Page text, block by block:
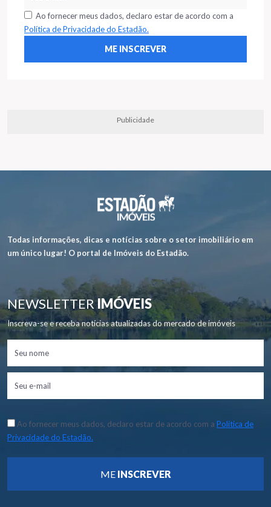
Ao fornecer meus dados, declaro estar de acordo com a
Política de Privacidade do Estadão.
Publicidade
Todas informações, dicas e notícias sobre o setor imobiliário em
um único lugar! O portal de Imóveis do Estadão.
NEWSLETTERIMÓVEIS
Inscreva-se e receba notícias atualizadas do mercado de imóveis
Ao fornecer meus dados, declaro estar de acordo com a Política de
Privacidade do Estadão.
ME INSCREVER